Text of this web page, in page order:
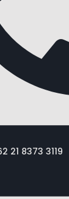
21 8373 3119